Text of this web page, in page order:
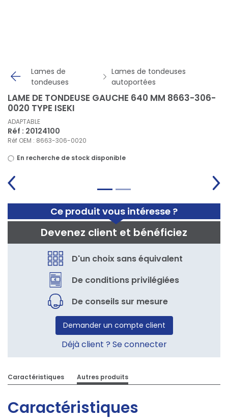
Lames de
tondeuses
Lames de tondeuses
autoportées
Ce produit vous intéresse ?
Devenez client et bénéficiez
D'un choix sans équivalent
De conditions privilégiées
De conseils sur mesure
Demander un compte client
Déjà client ? Se connecter
LAME DE TONDEUSE GAUCHE 640 MM 8663-306-
0020 TYPE ISEKI
ADAPTABLE
Réf : 20124100
Réf OEM : 8663-306-0020
En recherche de stock disponible
Caractéristiques Autres produits
Caractéristiques